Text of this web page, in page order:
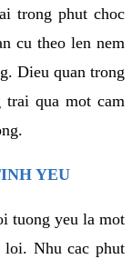
trong phut choc
cu theo len nem
Dieu quan trong
qua mot cam
YEU
tuong yeu la mot
loi. Nhu cac phut